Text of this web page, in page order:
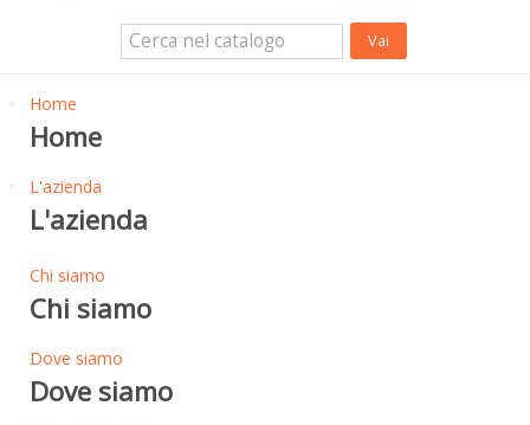
Home
Home
L'azienda
L'azienda
Chi siamo
Chi siamo
Dove siamo
Dove siamo